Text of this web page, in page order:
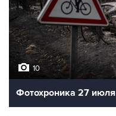
10
Фотохроника 27 июля